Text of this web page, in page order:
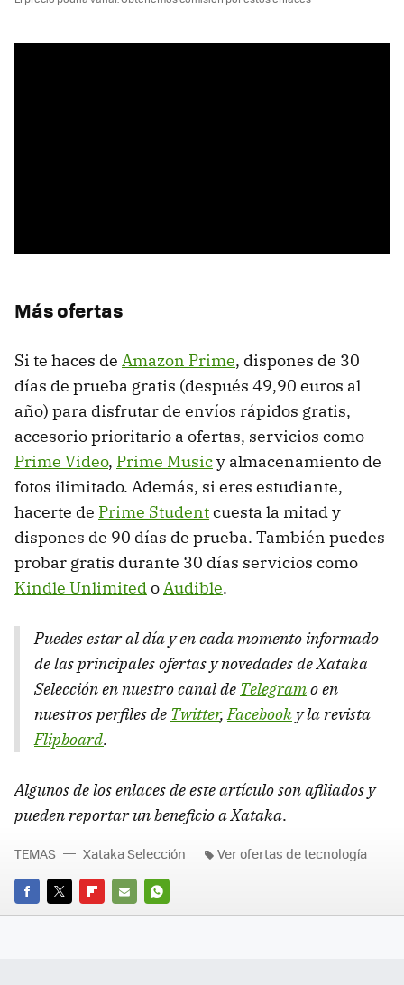
Más ofertas
Si te haces de Amazon Prime, dispones de 30
días de prueba gratis (después 49,90 euros al
año) para disfrutar de envíos rápidos gratis,
accesorio prioritario a ofertas, servicios como
Prime Video, Prime Musicy almacenamiento de
fotos ilimitado. Además, si eres estudiante,
hacerte de Prime Studentcuesta la mitad y
dispones de 90 días de prueba. También puedes
probar gratis durante 30 días servicios como
Kindle UnlimitedoAudible.
Puedes estar al día y en cada momento informado
de las principales ofertas y novedades de Xataka
Selección en nuestro canal de Telegramo en
nuestros perfiles de Twitter,Facebook y la revista
Flipboard.
Algunos de los enlaces de este artículo son afiliados y
pueden reportar un beneficio a Xataka.
FACEBOOK
TWITTERFLIPBOARD
E-
WHATSAPP
TEMAS Xataka Selección Ver ofertas de tecnología